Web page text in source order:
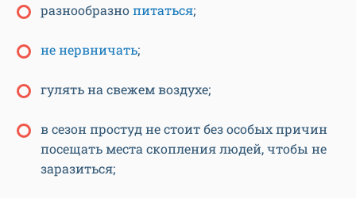
разнообразнопитаться;
не нервничать;
гулять на свежем воздухе;
в сезон простуд не стоит без особых причин
посещать места скопления людей, чтобы не
заразиться;